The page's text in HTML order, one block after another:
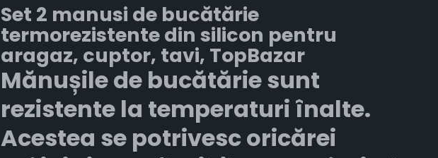
Set 2 manusi de bucătărie
termorezistente din silicon pentru
aragaz, cuptor, tavi, TopBazar
Mănușile de bucătărie sunt
rezistente la temperaturi înalte.
Acestea se potrivesc oricărei